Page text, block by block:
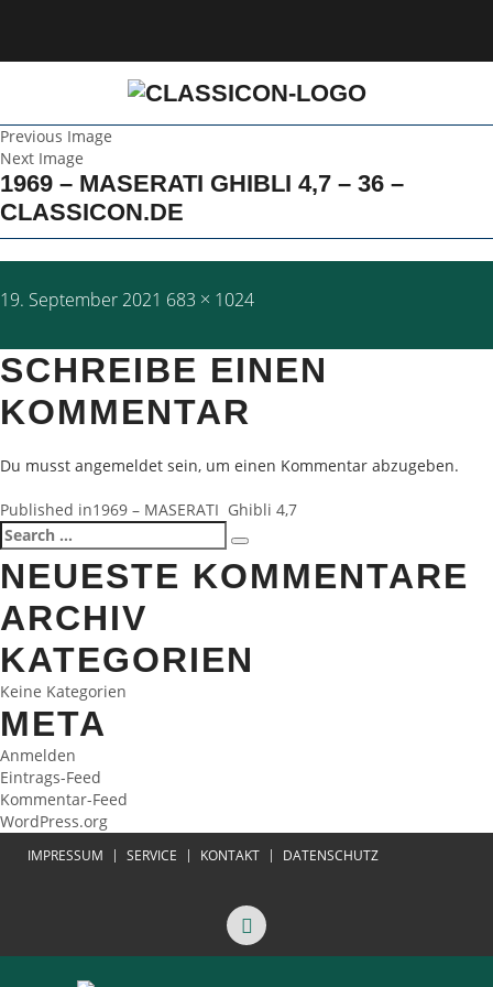
Previous Image
Next Image
1969 – MASERATI GHIBLI 4,7 – 36 –
CLASSICON.DE
Posted
19. September 2021 Full
683 × 1024
SCHREIBE EINEN
KOMMENTAR
Du musst angemeldet sein, um einen Kommentar abzugeben.
BEITRAGSNAVIGATION
Published in1969 – MASERATI Ghibli 4,7
Search
for:
Search
NEUESTE KOMMENTARE
ARCHIV
KATEGORIEN
Keine Kategorien
META
Anmelden
Eintrags-Feed
Kommentar-Feed
WordPress.org
IMPRESSUM SERVICE KONTAKT DATENSCHUTZ